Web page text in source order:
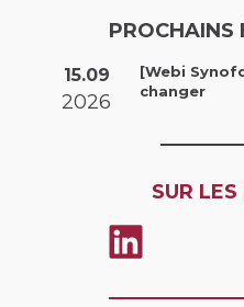
PROCHAINS
15.09
2026
[Webi
changer
SUR